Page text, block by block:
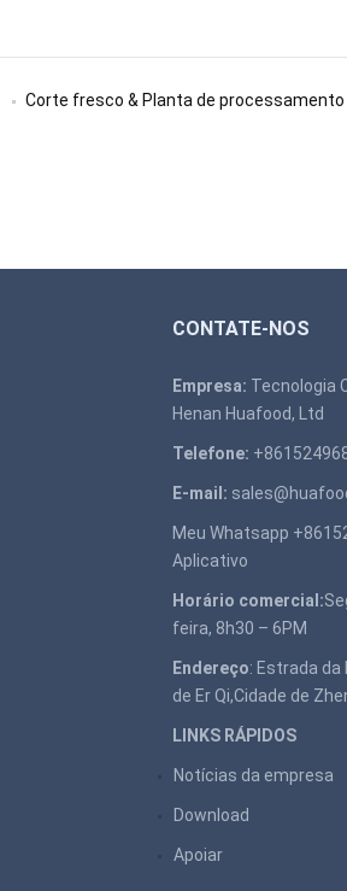
Corte fresco & Planta de processamento de vegetais
CONTATE-NOS
Empresa: Tecnologia
Henan Huafood, Ltd
Telefone:
E-mail:
Meu Whatsapp
Aplicativo
Horário comercial:
feira, 8h30 – 6PM
Endereço: Estrada
de Er Qi,Cidade de
LINKS RÁPIDOS
Notícias da empresa
Download
Apoiar